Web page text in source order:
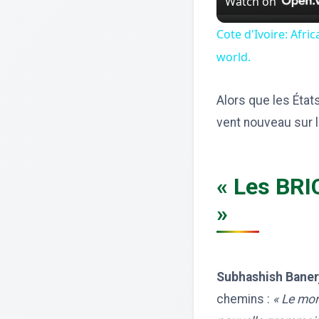
Cote d'Ivoire:
world.
Alors que les
vent nouveau sur
« Les
»
Subhashish
chemins : « Le